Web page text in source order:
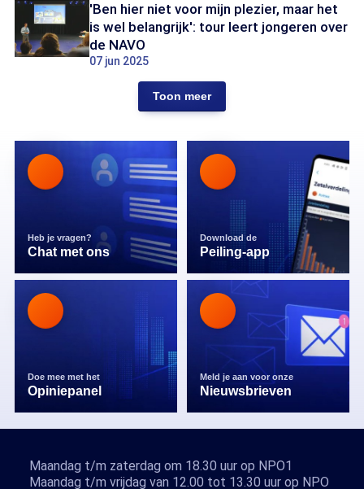
'Ben hier niet voor mijn plezier, maar het
is wel belangrijk': tour leert jongeren over
de NAVO
07 jun 2025
Toon meer
Heb je vragen?
Chat met ons
Download de
Peiling-app
Doe mee met het
Opiniepanel
Meld je aan voor onze
Nieuwsbrieven
Maandag t/m zaterdag om 18.30 uur op NPO1
Maandag t/m vrijdag van 12.00 tot 13.30 uur op NPO